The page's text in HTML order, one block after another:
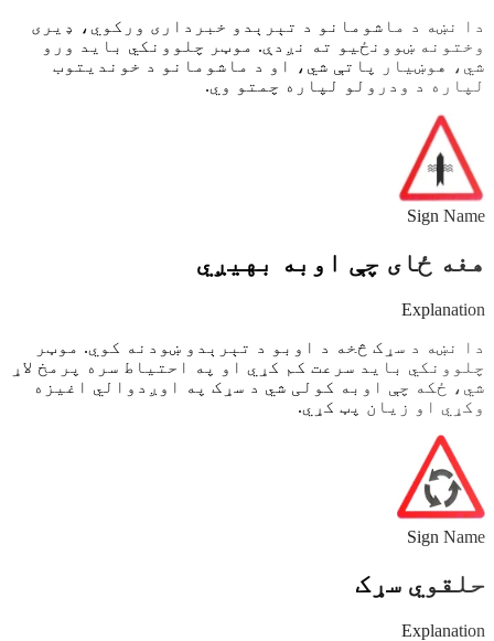
دا نښه د ماشومانو د تېرېدو خبرداری ورکوي، ډیری
وختونه ښوونځیو ته نږدې. موټر چلوونکي باید ورو
شي، هوښیار پاتې شي، او د ماشومانو د خوندیتوب
لپاره د ودرولو لپاره چمتو وي.
Sign Name
هغه ځای چې اوبه بهیږي
Explanation
دا نښه د سړک څخه د اوبو د تېرېدو ښودنه کوي. موټر
چلوونکي باید سرعت کم کړي او په احتیاط سره پرمخ لاړ
شي، ځکه چې اوبه کولی شي د سړک په اوږدوالي اغیزه
وکړي او زیان پټ کړي.
Sign Name
حلقوي سړک
Explanation